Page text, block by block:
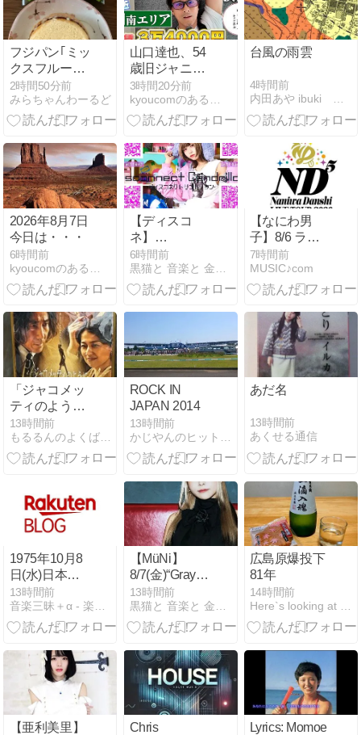
『Aurora』11
月18日発売決
定
フジパン｢ミッ
クスフルーツ
ケーキ｣
2時間50分前
みらちゃんわーるど
山口達也、54
歳旧ジャニの
本業の姿に感
涙 現在は家賃
3.4万円の懐事
3時間20分前
台風の雨雲
4時間前
2026年8月7日
今日は・・・
6時間前
【ディスコ
ネ】
8/8(土)Hakumay
ご挨拶ツアー
＠今池3STAR
6時間前
【なにわ男
子】8/6 ライ
ブツアー
2026「ND⁵」
横浜アリーナ
＆レポ まとめ
7時間前
MUSIC♪com
「ジャコメッ
ティのよう
に」見てきま
した
13時間前
もるるんのよくばりポケット
ROCK IN
JAPAN 2014
13時間前
あだ名
13時間前
あくせる通信
1975年10月8
日(水)日本シ
リーズ25日開
幕、近鉄の場
合は藤井寺で
13時間前
【MüNi】
8/7(金)“Grayout"決
起会＠伏見
ROLLING
MAN
13時間前
広島原爆投下
81年
14時間前
【亜利美里】
Chris
Lyrics: Momoe